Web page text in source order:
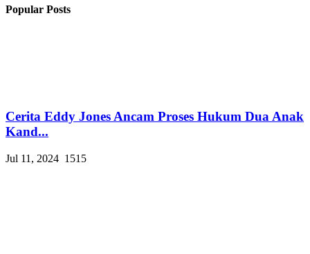
Popular Posts
Cerita Eddy Jones Ancam Proses Hukum Dua Anak
Kand...
Jul 11, 2024 1515